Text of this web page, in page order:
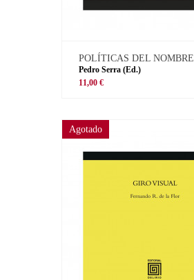
POLÍTICAS DEL NOMBRE
Pedro Serra (Ed.)
11,00 €
Agotado